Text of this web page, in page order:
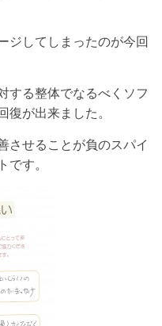
ジしてしまったのが今回
する整体でなるべくソフ
復が出来ました。
させることが負のスパイ
す。